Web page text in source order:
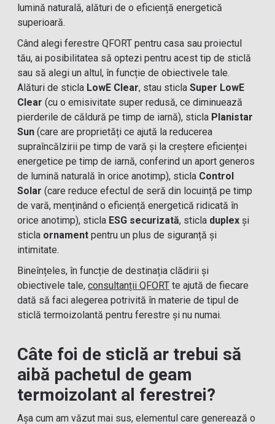
lumină naturală, alături de o eficiență energetică
superioară.
Când alegi ferestre QFORT pentru casa sau proiectul
tău, ai posibilitatea să optezi pentru acest tip de sticlă
sau să alegi un altul, în funcție de obiectivele tale.
Alături de sticla LowE Clear, stau sticlaSuper LowE
Clear (cu o emisivitate super redusă, ce diminuează
pierderile de căldură pe timp de iarnă), sticla Planistar
Sun (care are proprietăți ce ajută la reducerea
supraîncălzirii pe timp de vară și la creștere eficienței
energetice pe timp de iarnă, conferind un aport generos
de lumină naturală în orice anotimp), sticla Control
Solar (care reduce efectul de seră din locuință pe timp
de vară, menținând o eficiență energetică ridicată în
orice anotimp), sticla ESG securizată, sticla duplex și
sticla ornament pentru un plus de siguranță și
intimitate.
Bineînțeles, în funcție de destinația clădirii și
obiectivele tale,consultanții QFORT te ajută de fiecare
dată să faci alegerea potrivită în materie de tipul de
sticlă termoizolantă pentru ferestre și nu numai.
Câte foi de sticlă ar trebui să
aibă pachetul de geam
termoizolant al ferestrei?
Așa cum am văzut mai sus, elementul care generează o